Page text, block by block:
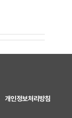
개인정보처리방침